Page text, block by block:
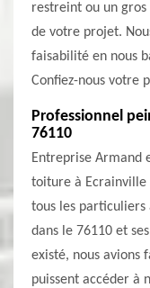
restreint ou un
de votre projet.
faisabilité en nous
Confiez-nous votre
Professionnel
76110
Entreprise Armand
toiture à Ecrainville
tous les particuliers
dans le 76110 et
existé, nous avions
puissent accéder à